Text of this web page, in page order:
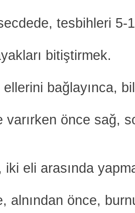
tesbihleri 5-
bitiştirmek.
ellerini bağlayınca,
varırken önce sağ,
iki eli arasında
alnından önce,